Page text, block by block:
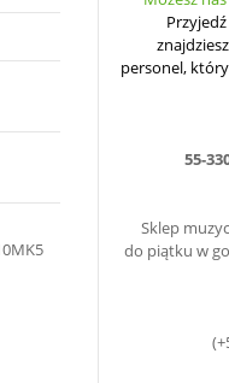
personel,
55-
Sklep
do piątku w